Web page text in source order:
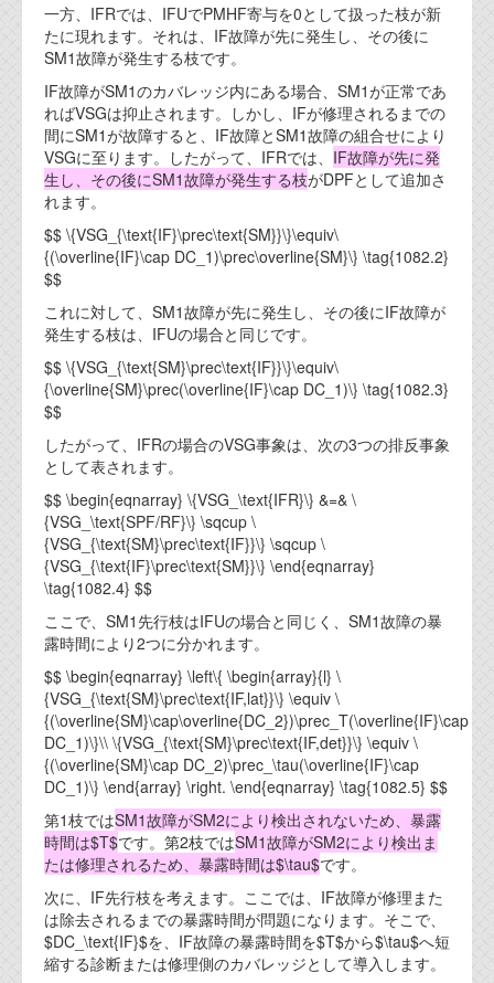
一方、IFRでは、IFUでPMHF寄与を0として扱った枝が新
たに現れます。それは、IF故障が先に発生し、その後に
SM1故障が発生する枝です。
IF故障がSM1のカバレッジ内にある場合、SM1が正常であ
ればVSGは抑止されます。しかし、IFが修理されるまでの
間にSM1が故障すると、IF故障とSM1故障の組合せにより
VSGに至ります。したがって、IFRでは、 IF故障が先に発
生し、その後にSM1故障が発生する枝がDPFとして追加さ
れます。
$$ \{VSG_{\text{IF}\prec\text{SM}}\}\equiv\
{(\overline{IF}\cap DC_1)\prec\overline{SM}\} \tag{1082.2}
$$
これに対して、SM1故障が先に発生し、その後にIF故障が
発生する枝は、IFUの場合と同じです。
$$ \{VSG_{\text{SM}\prec\text{IF}}\}\equiv\
{\overline{SM}\prec(\overline{IF}\cap DC_1)\} \tag{1082.3}
$$
したがって、IFRの場合のVSG事象は、次の3つの排反事象
として表されます。
$$ \begin{eqnarray} \{VSG_\text{IFR}\} &=& \
{VSG_\text{SPF/RF}\} \sqcup \
{VSG_{\text{SM}\prec\text{IF}}\} \sqcup \
{VSG_{\text{IF}\prec\text{SM}}\} \end{eqnarray}
\tag{1082.4} $$
ここで、SM1先行枝はIFUの場合と同じく、SM1故障の暴
露時間により2つに分かれます。
$$ \begin{eqnarray} \left\{ \begin{array}{l} \
{VSG_{\text{SM}\prec\text{IF,lat}}\} \equiv \
{(\overline{SM}\cap\overline{DC_2})\prec_T(\overline{IF}\cap
DC_1)\}\\ \{VSG_{\text{SM}\prec\text{IF,det}}\} \equiv \
{(\overline{SM}\cap DC_2)\prec_\tau(\overline{IF}\cap
DC_1)\} \end{array} \right. \end{eqnarray} \tag{1082.5} $$
第1枝ではSM1故障がSM2により検出されないため、暴露
時間は$T$です。第2枝ではSM1故障がSM2により検出ま
たは修理されるため、暴露時間は$\tau$です。
次に、IF先行枝を考えます。ここでは、IF故障が修理また
は除去されるまでの暴露時間が問題になります。そこで、
$DC_\text{IF}$を、IF故障の暴露時間を$T$から$\tau$へ短
縮する診断または修理側のカバレッジとして導入します。